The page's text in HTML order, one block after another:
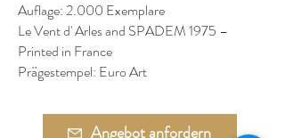
Auflage: 2.000 Exemplare
Le Vent d' Arles and SPADEM 1975 –
Printed in France
Prägestempel: Euro Art
Angebot anfordern